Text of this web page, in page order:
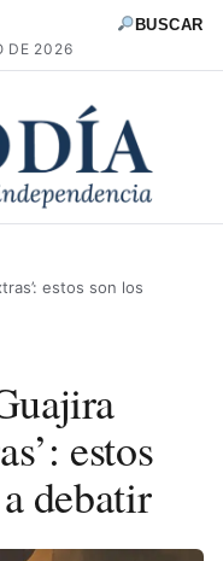
DE 2026
BUSCAR
estos son los
estos
debatir